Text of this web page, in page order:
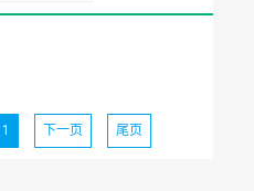
1 下一页 尾页